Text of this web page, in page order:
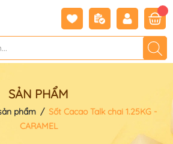
SẢN PHẨM
phẩm / Sốt Cacao Talk chai 1.25KG -
CARAMEL